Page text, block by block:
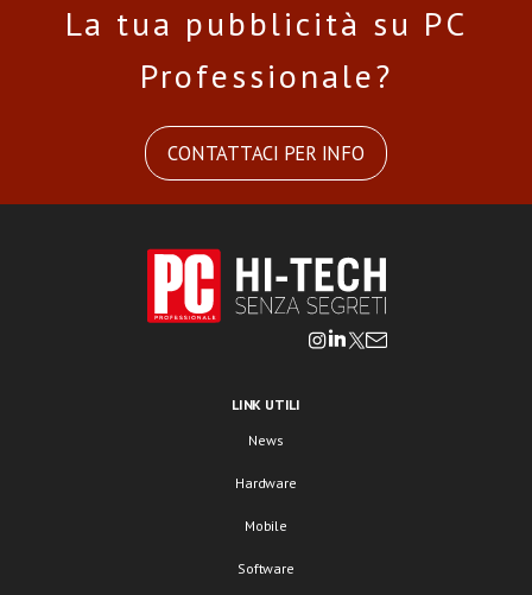
La tua pubblicità su PC
Professionale?
CONTATTACI PER INFO
LINK UTILI
News
Hardware
Mobile
Software